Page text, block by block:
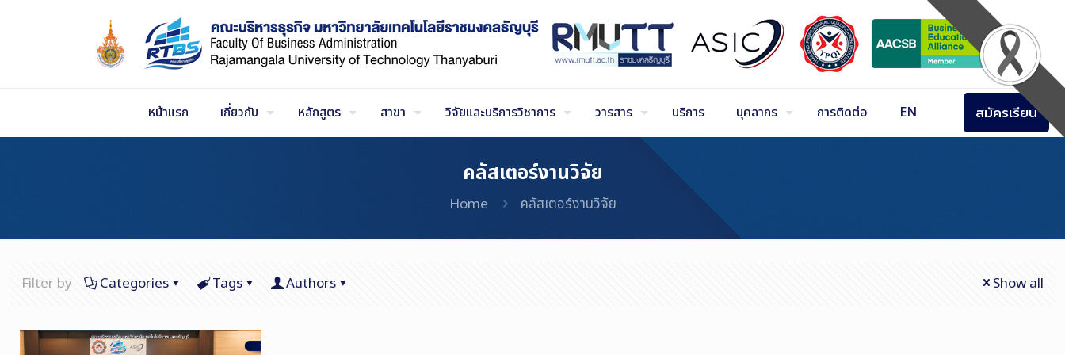
หน้าแรก เกี่ยวกับ หลักสูตร สาขา วิจัยและบริการวิชาการ วารสาร บริการ บุคลากร การติดต่อ EN สมัครเรียน
คลัสเตอร์งานวิจัย
Home คลัสเตอร์งานวิจัย
Filter by Categories Tags Authors Show all